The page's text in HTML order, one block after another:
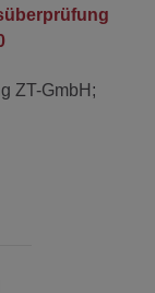
ZT-GmbH;